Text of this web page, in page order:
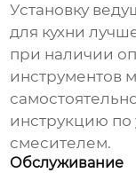
Установку
для кухни
при наличии
инструментов
инструкцию по
смесителем.
Обслуживание